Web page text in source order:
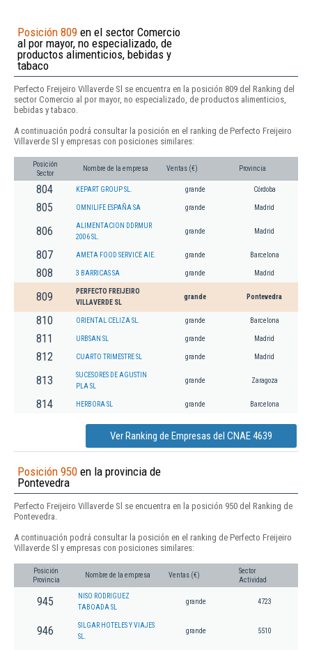
Posición 809 en el sector Comercio
al por mayor, no especializado, de
productos alimenticios, bebidas y
tabaco
Perfecto Freijeiro Villaverde Sl se encuentra en la posición 809 del Ranking del
sector Comercio al por mayor, no especializado, de productos alimenticios,
bebidas y tabaco.
A continuación podrá consultar la posición en el ranking de Perfecto Freijeiro
Villaverde Sl y empresas con posiciones similares:
Posición
Sector
Nombre de la empresa Ventas (€) Provincia
804 KEPART GROUP SL. grande Córdoba
805 OMNILIFE ESPAÑA SA grande Madrid
806
ALIMENTACION DDRMUR
2006 SL.
grande Madrid
807 AMETA FOOD SERVICE AIE. grande Barcelona
808 3 BARRICAS SA grande Madrid
809
PERFECTO FREIJEIRO
VILLAVERDE SL
grande Pontevedra
810 ORIENTAL CELIZA SL. grande Barcelona
811 URBSAN SL grande Madrid
812 CUARTO TRIMESTRE SL grande Madrid
813
SUCESORES DE AGUSTIN
PLA SL
grande Zaragoza
814 HERBORA SL grande Barcelona
Ver Ranking de Empresas del CNAE 4639
Posición 950 en la provincia de
Pontevedra
Perfecto Freijeiro Villaverde Sl se encuentra en la posición 950 del Ranking de
Pontevedra.
A continuación podrá consultar la posición en el ranking de Perfecto Freijeiro
Villaverde Sl y empresas con posiciones similares:
Posición
Provincia
Nombre de la empresa Ventas (€)
Sector
Actividad
945
NISO RODRIGUEZ
TABOADA SL
grande 4723
946
SILGAR HOTELES Y VIAJES
SL.
grande 5510